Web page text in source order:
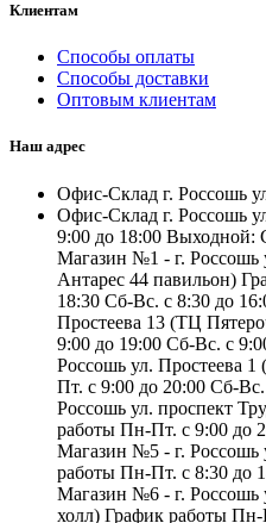
Клиентам
Способы оплаты
Способы доставки
Оптовым клиентам
Наш адрес
Офис-Склад г. Россошь
Офис-Склад г. Россошь
9:00 до 18:00 Выходной:
Магазин №1 - г. Россошь
Антарес 44 павильон)
18:30 Сб-Вс. с 8:30 до
Простеева 13 (ТЦ
9:00 до 19:00 Сб-Вс. с
Россошь ул. Простеева
Пт. с 9:00 до 20:00 Сб-
Россошь ул. проспект
работы Пн-Пт. с 9:00 до
Магазин №5 - г. Россошь
работы Пн-Пт. с 8:30 до
Магазин №6 - г.
холл) График работы